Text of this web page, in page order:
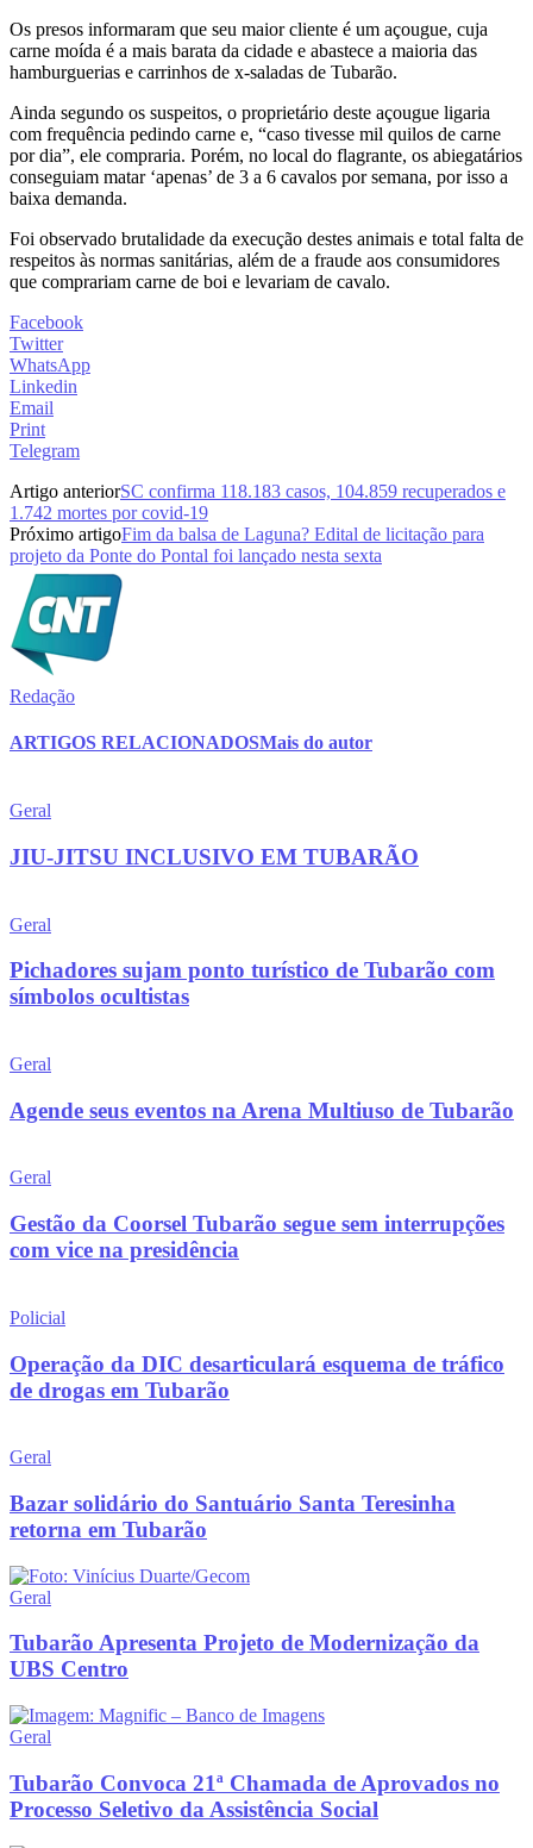
Os presos informaram que seu maior cliente é um açougue, cuja
carne moída é a mais barata da cidade e abastece a maioria das
hamburguerias e carrinhos de x-saladas de Tubarão.
Ainda segundo os suspeitos, o proprietário deste açougue ligaria
com frequência pedindo carne e, “caso tivesse mil quilos de carne
por dia”, ele compraria. Porém, no local do flagrante, os abiegatários
conseguiam matar ‘apenas’ de 3 a 6 cavalos por semana, por isso a
baixa demanda.
Foi observado brutalidade da execução destes animais e total falta de
respeitos às normas sanitárias, além de a fraude aos consumidores
que comprariam carne de boi e levariam de cavalo.
Facebook
Twitter
WhatsApp
Linkedin
Email
Print
Telegram
Artigo anteriorSC confirma 118.183 casos, 104.859 recuperados e
1.742 mortes por covid-19
Próximo artigoFim da balsa de Laguna? Edital de licitação para
projeto da Ponte do Pontal foi lançado nesta sexta
Redação
ARTIGOS RELACIONADOSMais do autor
Geral
JIU-JITSU INCLUSIVO EM TUBARÃO
Geral
Pichadores sujam ponto turístico de Tubarão com
símbolos ocultistas
Geral
Agende seus eventos na Arena Multiuso de Tubarão
Geral
Gestão da Coorsel Tubarão segue sem interrupções
com vice na presidência
Policial
Operação da DIC desarticulará esquema de tráfico
de drogas em Tubarão
Geral
Bazar solidário do Santuário Santa Teresinha
retorna em Tubarão
Geral
Tubarão Apresenta Projeto de Modernização da
UBS Centro
Geral
Tubarão Convoca 21ª Chamada de Aprovados no
Processo Seletivo da Assistência Social